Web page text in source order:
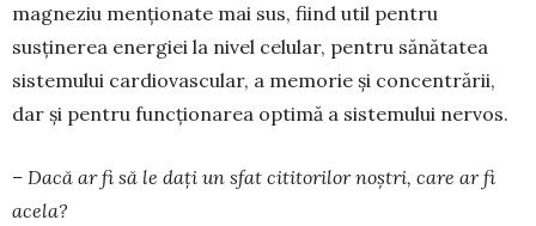
magneziu menționate mai sus, fiind util pentru
susținerea energiei la nivel celular, pentru sănătatea
sistemului cardiovascular, a memorie și concentrării,
dar și pentru funcționarea optimă a sistemului nervos.
– Dacă ar fi să le dați un sfat cititorilor noștri, care ar fi
acela?